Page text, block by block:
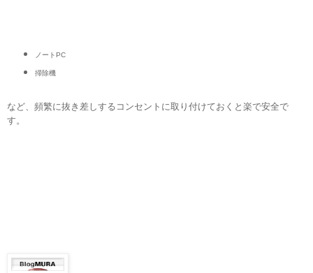
ノートPC
掃除機
など、頻繁に抜き差しするコンセントに取り付けておくと楽で安全で
す。